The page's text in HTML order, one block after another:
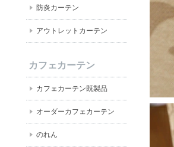
防炎カーテン
アウトレットカーテン
カフェカーテン
カフェカーテン既製品
オーダーカフェカーテン
のれん